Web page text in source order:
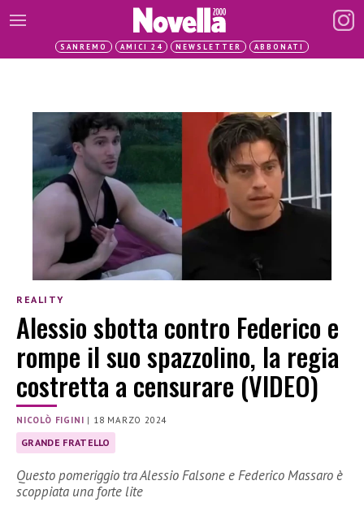
SANREMO AMICI 24 NEWSLETTER ABBONATI
REALITY
Alessio sbotta contro Federico e
rompe il suo spazzolino, la regia
costretta a censurare (VIDEO)
NICOLÒ FIGINI | 18 MARZO 2024
GRANDE FRATELLO
Questo pomeriggio tra Alessio Falsone e Federico Massaro è
scoppiata una forte lite